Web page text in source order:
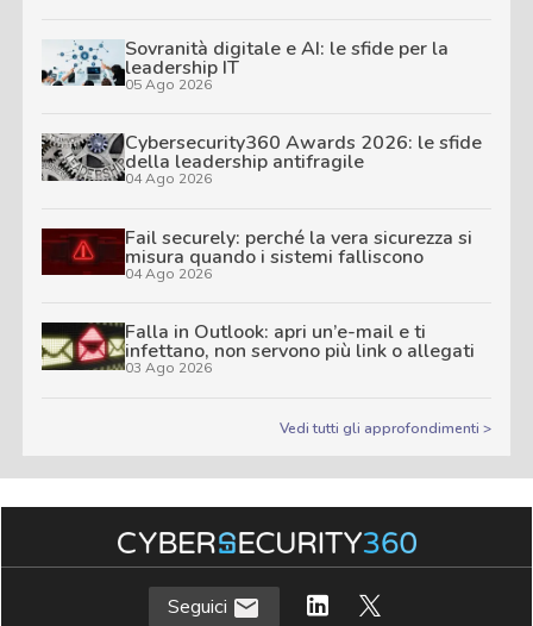
Sovranità digitale e AI: le sfide per la
leadership IT
05 Ago 2026
Cybersecurity360 Awards 2026: le sfide
della leadership antifragile
04 Ago 2026
Fail securely: perché la vera sicurezza si
misura quando i sistemi falliscono
04 Ago 2026
Falla in Outlook: apri un’e-mail e ti
infettano, non servono più link o allegati
03 Ago 2026
Vedi tutti gli approfondimenti >
Seguici